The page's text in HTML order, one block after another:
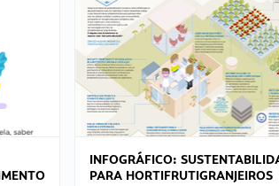
INFOGRÁFICO:
PARA HORTIFRUTIGRANJEIROS